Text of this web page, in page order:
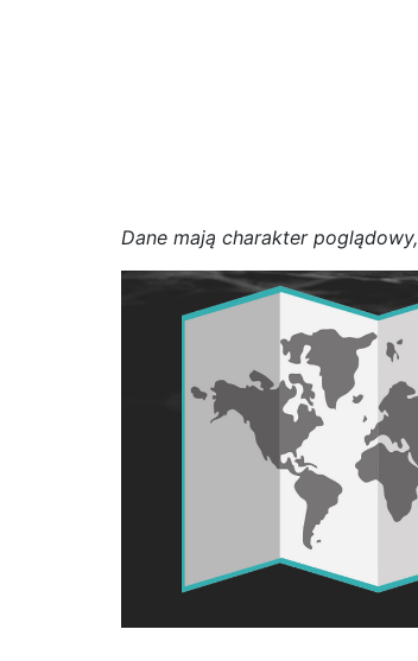
Dane mają charakter poglądowy,